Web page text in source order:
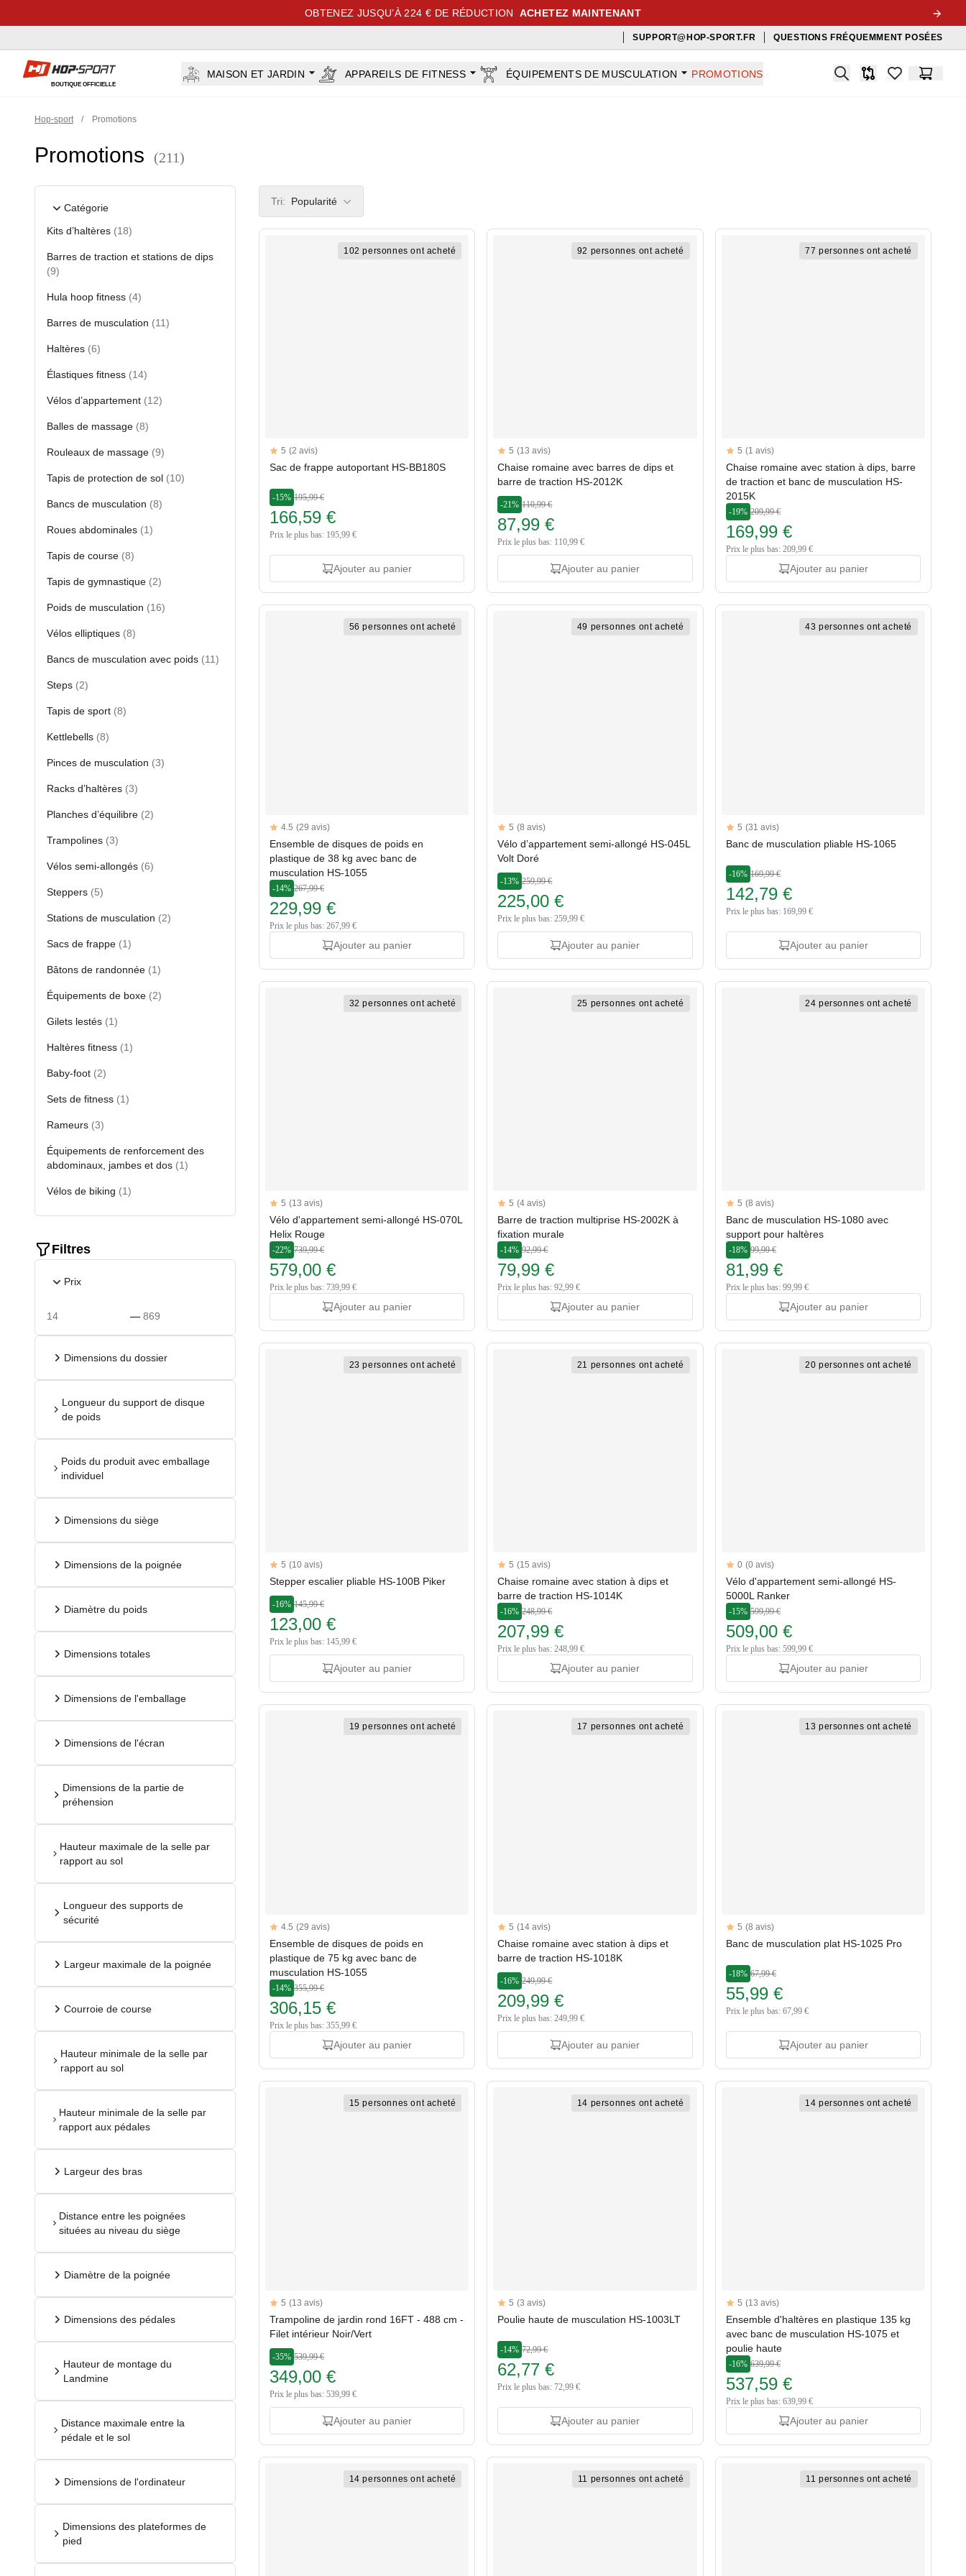
OBTENEZ JUSQU’À 224 € DE RÉDUCTION ACHETEZ MAINTENANT
SUPPORT@HOP-SPORT.FR QUESTIONS FRÉQUEMMENT POSÉES
Hop-sport.fr
BOUTIQUE OFFICIELLE
MAISON ET JARDIN APPAREILS DE FITNESS ÉQUIPEMENTS DE MUSCULATION PROMOTIONS Search
Comparaison
items inPanier
Hop-sport / Promotions
Promotions (211)
Catégorie
Kits d’haltères (18)
Barres de traction et stations de dips
(9)
Hula hoop fitness (4)
Barres de musculation (11)
Haltères (6)
Élastiques fitness (14)
Vélos d’appartement (12)
Balles de massage (8)
Rouleaux de massage (9)
Tapis de protection de sol (10)
Bancs de musculation (8)
Roues abdominales (1)
Tapis de course (8)
Tapis de gymnastique (2)
Poids de musculation (16)
Vélos elliptiques (8)
Bancs de musculation avec poids (11)
Steps (2)
Tapis de sport (8)
Kettlebells (8)
Pinces de musculation (3)
Racks d’haltères (3)
Planches d’équilibre (2)
Trampolines (3)
Vélos semi-allongés (6)
Steppers (5)
Stations de musculation (2)
Sacs de frappe (1)
Bâtons de randonnée (1)
Équipements de boxe (2)
Gilets lestés (1)
Haltères fitness (1)
Baby-foot (2)
Sets de fitness (1)
Rameurs (3)
Équipements de renforcement des
abdominaux, jambes et dos (1)
Vélos de biking (1)
Filtres
Prix
—
Dimensions du dossier
Longueur du support de disque
de poids
Poids du produit avec emballage
individuel
Dimensions du siège
Dimensions de la poignée
Diamètre du poids
Dimensions totales
Dimensions de l'emballage
Dimensions de l'écran
Dimensions de la partie de
préhension
Hauteur maximale de la selle par
rapport au sol
Longueur des supports de
sécurité
Largeur maximale de la poignée
Courroie de course
Hauteur minimale de la selle par
rapport au sol
Hauteur minimale de la selle par
rapport aux pédales
Largeur des bras
Distance entre les poignées
situées au niveau du siège
Diamètre de la poignée
Dimensions des pédales
Hauteur de montage du
Landmine
Distance maximale entre la
pédale et le sol
Dimensions de l'ordinateur
Dimensions des plateformes de
pied
Tri: Popularité
102 personnes ont acheté
Reviews
5 out of 5 stars
5 (2 avis)
Sac de frappe autoportant HS-BB180S
-15% 195,99 €
166,59 €
Prix le plus bas: 195,99 €
Ajouter au panier
92 personnes ont acheté
Reviews
5 out of 5 stars
5 (13 avis)
Chaise romaine avec barres de dips et
barre de traction HS-2012K
-21% 110,99 €
87,99 €
Prix le plus bas: 110,99 €
Ajouter au panier
77 personnes ont acheté
Reviews
5 out of 5 stars
5 (1 avis)
Chaise romaine avec station à dips, barre
de traction et banc de musculation HS-
2015K
-19% 209,99 €
169,99 €
Prix le plus bas: 209,99 €
Ajouter au panier
56 personnes ont acheté
Reviews
4.5 out of 5 stars
4.5 (29 avis)
Ensemble de disques de poids en
plastique de 38 kg avec banc de
musculation HS-1055
-14% 267,99 €
229,99 €
Prix le plus bas: 267,99 €
Ajouter au panier
49 personnes ont acheté
Reviews
5 out of 5 stars
5 (8 avis)
Vélo d’appartement semi-allongé HS-045L
Volt Doré
-13% 259,99 €
225,00 €
Prix le plus bas: 259,99 €
Ajouter au panier
43 personnes ont acheté
Reviews
5 out of 5 stars
5 (31 avis)
Banc de musculation pliable HS-1065
-16% 169,99 €
142,79 €
Prix le plus bas: 169,99 €
Ajouter au panier
32 personnes ont acheté
Reviews
5 out of 5 stars
5 (13 avis)
Vélo d'appartement semi-allongé HS-070L
Helix Rouge
-22% 739,99 €
579,00 €
Prix le plus bas: 739,99 €
Ajouter au panier
25 personnes ont acheté
Reviews
5 out of 5 stars
5 (4 avis)
Barre de traction multiprise HS-2002K à
fixation murale
-14% 92,99 €
79,99 €
Prix le plus bas: 92,99 €
Ajouter au panier
24 personnes ont acheté
Reviews
5 out of 5 stars
5 (8 avis)
Banc de musculation HS-1080 avec
support pour haltères
-18% 99,99 €
81,99 €
Prix le plus bas: 99,99 €
Ajouter au panier
23 personnes ont acheté
Reviews
5 out of 5 stars
5 (10 avis)
Stepper escalier pliable HS-100B Piker
-16% 145,99 €
123,00 €
Prix le plus bas: 145,99 €
Ajouter au panier
21 personnes ont acheté
Reviews
5 out of 5 stars
5 (15 avis)
Chaise romaine avec station à dips et
barre de traction HS-1014K
-16% 248,99 €
207,99 €
Prix le plus bas: 248,99 €
Ajouter au panier
20 personnes ont acheté
Reviews
0 (0 avis)
Vélo d'appartement semi-allongé HS-
5000L Ranker
-15% 599,99 €
509,00 €
Prix le plus bas: 599,99 €
Ajouter au panier
19 personnes ont acheté
Reviews
4.5 out of 5 stars
4.5 (29 avis)
Ensemble de disques de poids en
plastique de 75 kg avec banc de
musculation HS-1055
-14% 355,99 €
306,15 €
Prix le plus bas: 355,99 €
Ajouter au panier
17 personnes ont acheté
Reviews
5 out of 5 stars
5 (14 avis)
Chaise romaine avec station à dips et
barre de traction HS-1018K
-16% 249,99 €
209,99 €
Prix le plus bas: 249,99 €
Ajouter au panier
13 personnes ont acheté
Reviews
5 out of 5 stars
5 (8 avis)
Banc de musculation plat HS-1025 Pro
-18% 67,99 €
55,99 €
Prix le plus bas: 67,99 €
Ajouter au panier
15 personnes ont acheté
Reviews
5 out of 5 stars
5 (13 avis)
Trampoline de jardin rond 16FT - 488 cm -
Filet intérieur Noir/Vert
-35% 539,99 €
349,00 €
Prix le plus bas: 539,99 €
Ajouter au panier
14 personnes ont acheté
Reviews
5 out of 5 stars
5 (3 avis)
Poulie haute de musculation HS-1003LT
-14% 72,99 €
62,77 €
Prix le plus bas: 72,99 €
Ajouter au panier
14 personnes ont acheté
Reviews
5 out of 5 stars
5 (13 avis)
Ensemble d'haltères en plastique 135 kg
avec banc de musculation HS-1075 et
poulie haute
-16% 639,99 €
537,59 €
Prix le plus bas: 639,99 €
Ajouter au panier
14 personnes ont acheté 11 personnes ont acheté 11 personnes ont acheté